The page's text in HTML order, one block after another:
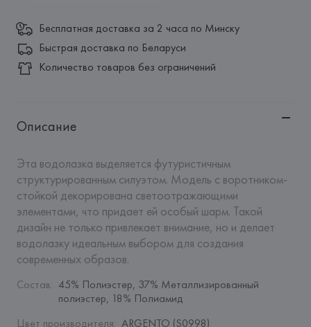
Бесплатная доставка за 2 часа по Минску
Быстрая доставка по Беларуси
Количество товаров без ограничений
Описание
Эта водолазка выделяется футуристичным
структурированным силуэтом. Модель с воротником-
стойкой декорирована светоотражающими
элементами, что придает ей особый шарм. Такой
дизайн не только привлекает внимание, но и делает
водолазку идеальным выбором для создания
современных образов.
Состав: 45% Полиэстер, 37% Металлизированный
полиэстер, 18% Полиамид
Цвет производителя: ARGENTO (S0998)